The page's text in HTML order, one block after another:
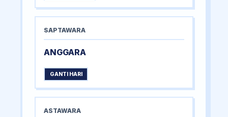
SAPTAWARA
ANGGARA
GANTI HARI
ASTAWARA